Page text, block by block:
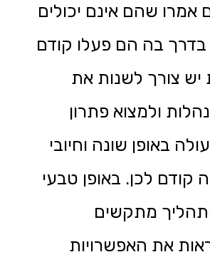
אמרו שהם אינם יכולים
בדרך בה הם פעלו קודם
יש צורך לשנות את
ולמצוא פתרון
באופן שונה וחיובי
קודם לכן. באופן טבעי
מתקשים
את האפשרויות